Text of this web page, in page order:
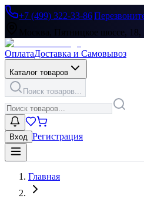
+7 (499) 322-33-86|
Москва, Пятницкое шоссе,
ОплатаДоставка и Самовывоз
Каталог товаров
Поиск товаров...
Вход Регистрация
Главная